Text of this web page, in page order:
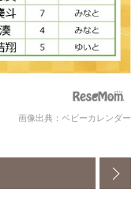
画像出典：ベビーカレンダー